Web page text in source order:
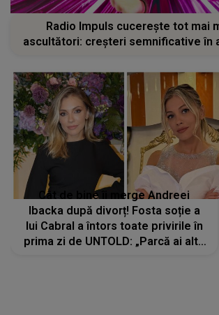
Radio Impuls cucerește tot mai
ascultători: creșteri semnificative în
Cât de bine îi merge Andreei
Ibacka după divorț! Fosta soție a
lui Cabral a întors toate privirile în
prima zi de UNTOLD: „Parcă ai altă